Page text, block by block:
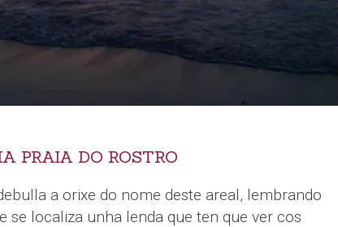
PRAIA DO ROSTRO
a orixe do nome deste areal, lembrando
se localiza unha lenda que ten que ver cos